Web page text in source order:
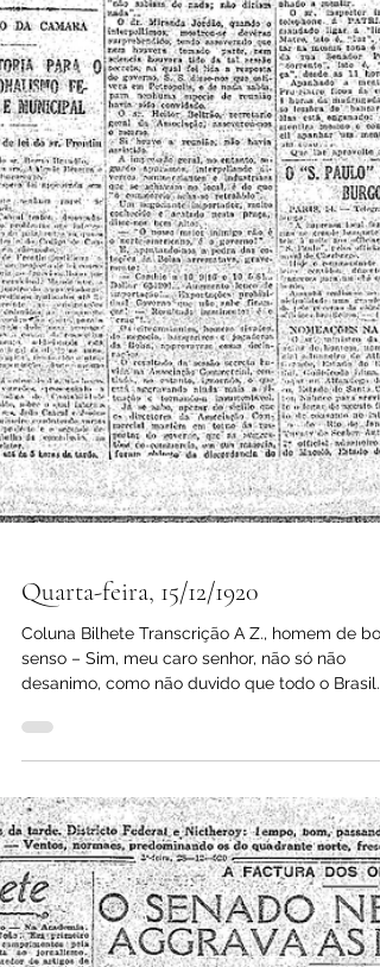
Quarta-feira, 15/12/1920
Coluna Bilhete Transcrição A Z., homem de